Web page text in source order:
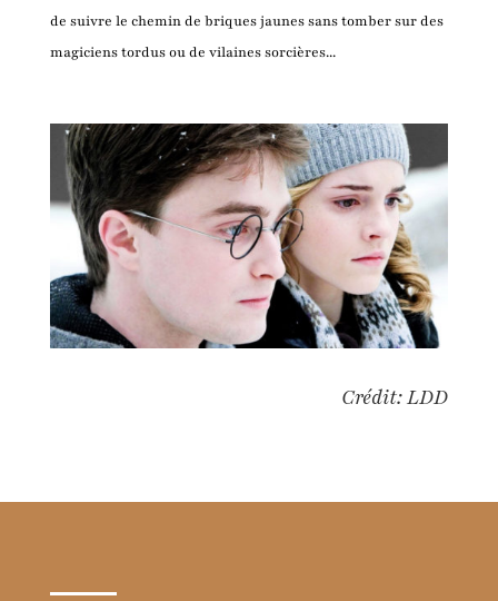
de suivre le chemin de briques jaunes sans tomber sur des
magiciens tordus ou de vilaines sorcières...
Crédit: LDD